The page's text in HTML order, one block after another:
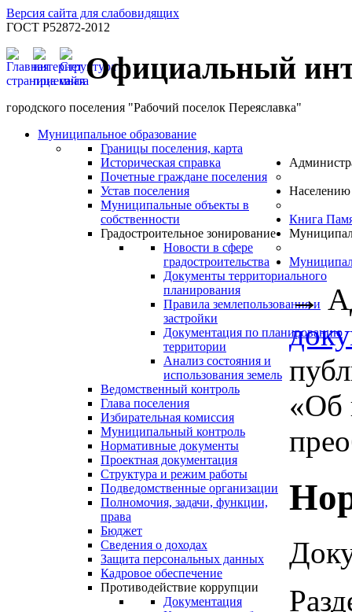
Версия сайта для слабовидящих
ГОСТ Р52872-2012
Официальный
городского поселения "Рабочий поселок Переяславка"
Муниципальное образование
Границы поселения, карта
Историческая справка
Почетные граждане поселения
Устав поселения
Муниципальные объекты в
собственности
Градостроительное зонирование
Новости в сфере
градостроительства
Документы территориального
планирования
Правила землепользования и
застройки
Документация по планированию
территории
Анализ состояния и
использования земель
Ведомственный контроль
Глава поселения
Избирательная комиссия
Муниципальный контроль
Нормативные документы
Проектная документация
Структура и режим работы
Подведомственные организации
Полномочия, задачи, функции,
права
Бюджет
Сведения о доходах
Защита персональных данных
Кадровое обеспечение
Противодействие коррупции
Документация
Населению
Книга
→
«Об